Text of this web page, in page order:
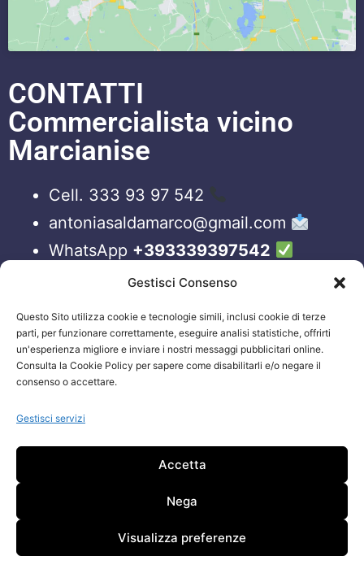
Gestisci Consenso
Questo Sito utilizza cookie e tecnologie simili, inclusi cookie di terze
parti, per funzionare correttamente, eseguire analisi statistiche, offrirti
un'esperienza migliore e inviare i nostri messaggi pubblicitari online.
Consulta la Cookie Policy per sapere come disabilitarli e/o negare il
consenso o accettare.
Gestisci servizi
Accetta
Nega
Visualizza preferenze
CONTATTI
Commercialista vicino
Marcianise
Cell. 333 93 97 542
antoniasaldamarco@gmail.com
WhatsApp +393339397542
ORARI APERTURA UFFICI
Lun-Ven 09:00 – 19:00
Siamo sempre attivi e online sui nostri social.
Non esiti a contattarci, anche fuori gli orari
sopraelencati via email.
Attenzione: Si riceve solo su appuntamento.